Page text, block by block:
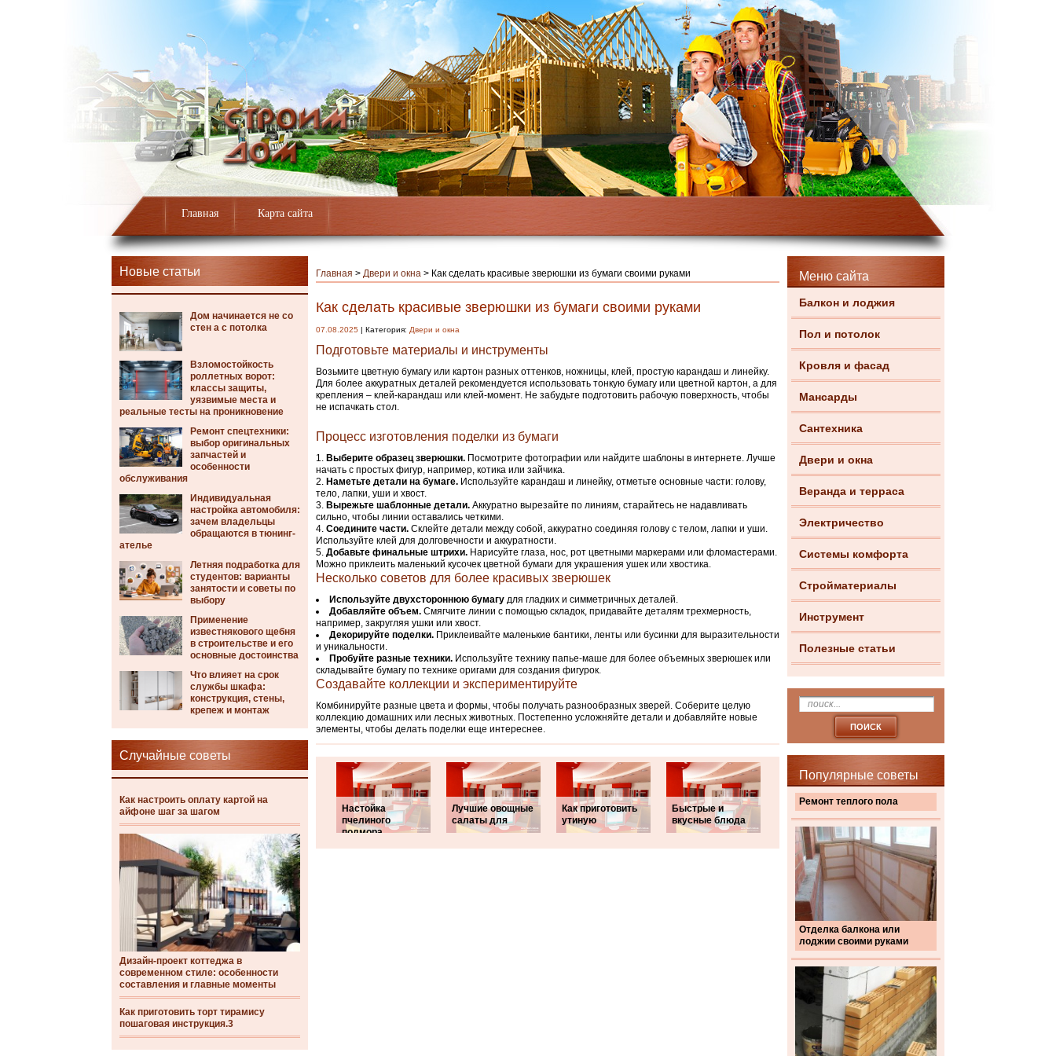
Главная Карта сайта
Новые статьи
Дом начинается не со
стен а с потолка
Взломостойкость
роллетных ворот:
классы защиты,
уязвимые места и
реальные тесты на проникновение
Ремонт спецтехники:
выбор оригинальных
запчастей и
особенности
обслуживания
Индивидуальная
настройка автомобиля:
зачем владельцы
обращаются в тюнинг-
ателье
Летняя подработка для
студентов: варианты
занятости и советы по
выбору
Применение
известнякового щебня
в строительстве и его
основные достоинства
Что влияет на срок
службы шкафа:
конструкция, стены,
крепеж и монтаж
Случайные советы
Как настроить оплату картой на
айфоне шаг за шагом
Дизайн-проект коттеджа в
современном стиле: особенности
составления и главные моменты
Как приготовить торт тирамису
пошаговая инструкция.3
Меню сайта
Балкон и лоджия
Пол и потолок
Кровля и фасад
Мансарды
Сантехника
Двери и окна
Веранда и терраса
Электричество
Системы комфорта
Стройматериалы
Инструмент
Полезные статьи
Популярные советы
Ремонт теплого пола
Отделка балкона или
лоджии своими руками
Главная > Двери и окна > Как сделать красивые зверюшки из бумаги своими руками
Как сделать красивые зверюшки из бумаги своими руками
07.08.2025 | Категория: Двери и окна
Подготовьте материалы и инструменты
Возьмите цветную бумагу или картон разных оттенков, ножницы, клей, простую карандаш и линейку.
Для более аккуратных деталей рекомендуется использовать тонкую бумагу или цветной картон, а для
крепления – клей-карандаш или клей-момент. Не забудьте подготовить рабочую поверхность, чтобы
не испачкать стол.
Процесс изготовления поделки из бумаги
Выберите образец зверюшки. Посмотрите фотографии или найдите шаблоны в интернете. Лучше
начать с простых фигур, например, котика или зайчика.
Наметьте детали на бумаге. Используйте карандаш и линейку, отметьте основные части: голову,
тело, лапки, уши и хвост.
Вырежьте шаблонные детали. Аккуратно вырезайте по линиям, старайтесь не надавливать
сильно, чтобы линии оставались четкими.
Соедините части. Склейте детали между собой, аккуратно соединяя голову с телом, лапки и уши.
Используйте клей для долговечности и аккуратности.
Добавьте финальные штрихи. Нарисуйте глаза, нос, рот цветными маркерами или фломастерами.
Можно приклеить маленький кусочек цветной бумаги для украшения ушек или хвостика.
Несколько советов для более красивых зверюшек
Используйте двухстороннюю бумагу для гладких и симметричных деталей.
Добавляйте объем. Смягчите линии с помощью складок, придавайте деталям трехмерность,
например, закругляя ушки или хвост.
Декорируйте поделки. Приклеивайте маленькие бантики, ленты или бусинки для выразительности
и уникальности.
Пробуйте разные техники. Используйте технику папье-маше для более объемных зверюшек или
складывайте бумагу по технике оригами для создания фигурок.
Создавайте коллекции и экспериментируйте
Комбинируйте разные цвета и формы, чтобы получать разнообразных зверей. Соберите целую
коллекцию домашних или лесных животных. Постепенно усложняйте детали и добавляйте новые
элементы, чтобы делать поделки еще интереснее.
Настойка
пчелиного
подмора
Лучшие овощные
салаты для
Как приготовить
утиную
Быстрые и
вкусные блюда